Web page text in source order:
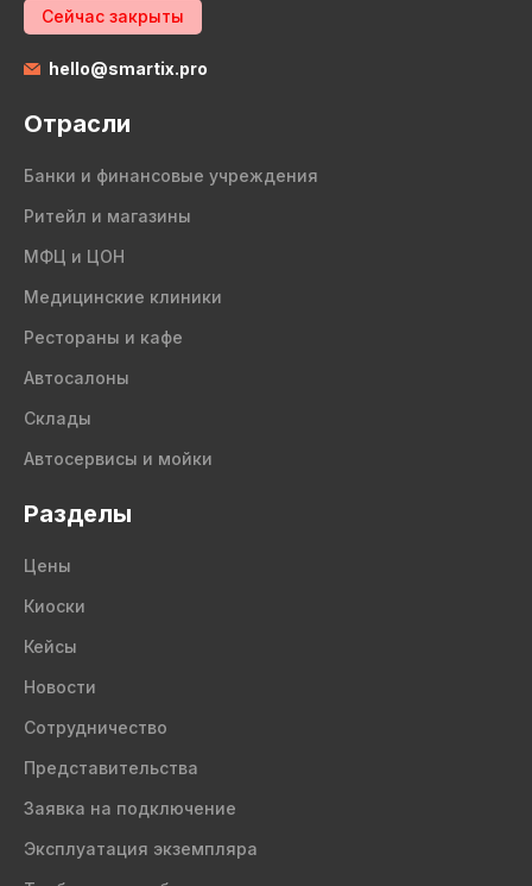
Сейчас закрыты
hello@smartix.pro
Отрасли
Банки и финансовые учреждения
Ритейл и магазины
МФЦ и ЦОН
Медицинские клиники
Рестораны и кафе
Автосалоны
Склады
Автосервисы и мойки
Разделы
Цены
Киоски
Кейсы
Новости
Сотрудничество
Представительства
Заявка на подключение
Эксплуатация экземпляра